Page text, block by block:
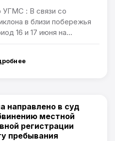
: В связи со
в близи побережья
16 и 17 июня на...
направлено в суд
местной
регистрации
пребывания